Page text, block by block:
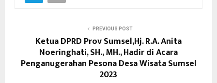
PREVIOUS POST
Ketua DPRD Prov Sumsel,Hj. R.A. Anita
Noeringhati, SH., MH., Hadir di Acara
Penganugerahan Pesona Desa Wisata Sumsel
2023